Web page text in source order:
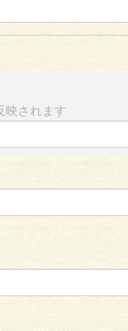
映されます